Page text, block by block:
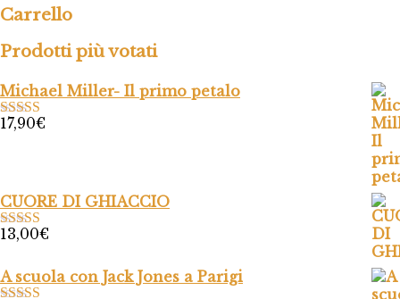
Carrello
Prodotti più votati
Michael Miller- Il primo petalo
Valutato
17,90€
CUORE DI GHIACCIO
Valutato
13,00€
A scuola con Jack Jones a Parigi